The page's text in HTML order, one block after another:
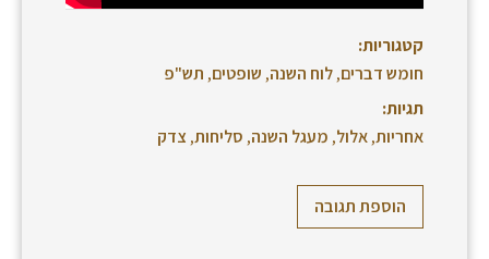
קטגוריות:
חומש דברים,לוח השנה, שופטים, תש"פ
תגיות:
אחריות,אלול, מעגל השנה, סליחות, צדק
הוספת תגובה